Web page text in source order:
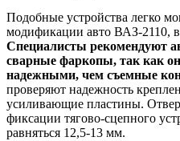
Подобные устройства легко
модификации авто ВАЗ-2110,
Специалисты рекомендуют
сварные фаркопы, так как
надежными, чем съемные
проверяют надежность
усиливающие пластины.
фиксации тягово-сцепного
равняться 12,5-13 мм.